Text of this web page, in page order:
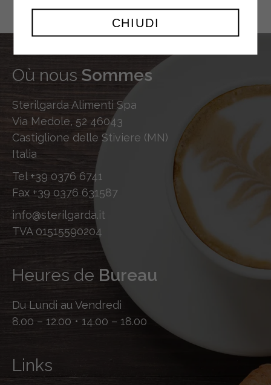
Où nous Sommes
Sterilgarda Alimenti Spa
Via Medole, 52 46043
Castiglione delle Stiviere (MN)
Italia
Tel +39 0376 6741
Fax +39 0376 631587
info@sterilgarda.it
TVA 01515590204
Heures de Bureau
Du Lundi au Vendredi
8.00 – 12.00 • 14.00 – 18.00
Links
CHIUDI